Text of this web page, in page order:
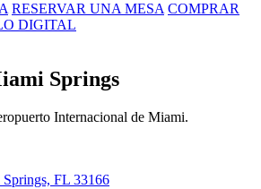
RESERVAR UNA MESA COMPRAR
DIGITAL
Springs
Internacional de Miami.
FL 33166